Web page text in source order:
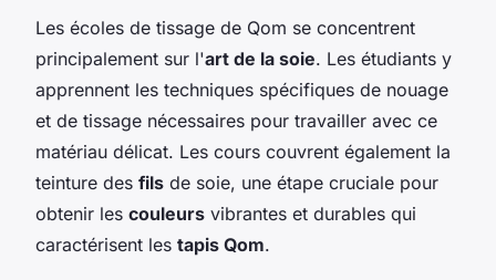
Les écoles de tissage de Qom se concentrent
principalement sur l'art de la soie. Les étudiants y
apprennent les techniques spécifiques de nouage
et de tissage nécessaires pour travailler avec ce
matériau délicat. Les cours couvrent également la
teinture des fils de soie, une étape cruciale pour
obtenir les couleurs vibrantes et durables qui
caractérisent les tapis Qom.